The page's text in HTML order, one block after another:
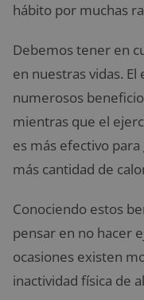
hábito por muchas
Debemos tener en
en nuestras vidas.
numerosos
mientras que el
es más efectivo
más cantidad de
Conociendo estos
pensar en no hacer
ocasiones existen
inactividad física de